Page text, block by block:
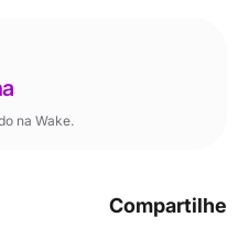
na Wake.
Compartilhe